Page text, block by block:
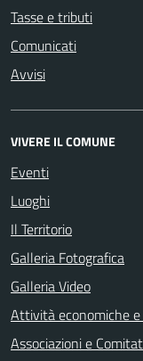
Tasse e tributi
Comunicati
Avvisi
VIVERE IL COMUNE
Eventi
Luoghi
Il Territorio
Galleria Fotografica
Galleria Video
Attività economiche e
Associazioni e